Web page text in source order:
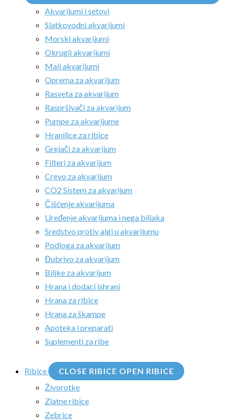
Akvarijumi i setovi
Slatkovodni akvarijumi
Morski akvarijumi
Okrugli akvarijumi
Mali akvarijumi
Oprema za akvarijum
Rasveta za akvarijum
Raspršivači za akvarijum
Pumpe za akvarijume
Hranilice za ribice
Grejači za akvarijum
Filteri za akvarijum
Crevo za akvarijum
CO2 Sistem za akvarijum
Čišćenje akvarijuma
Uređenje akvarijuma i nega biljaka
Sredstvo protiv algi u akvarijumu
Podloga za akvarijum
Đubrivo za akvarijum
Biljke za akvarijum
Hrana i dodaci ishrani
Hrana za ribice
Hrana za škampe
Apoteka i preparati
Suplementi za ribe
Ribice CLOSE RIBICE OPEN RIBICE
Živorotke
Zlatne ribice
Zebrice